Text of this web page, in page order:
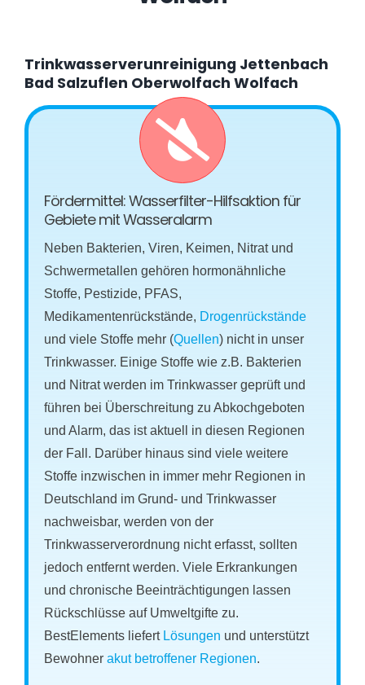
Trinkwasserverunreinigung Jettenbach
Bad Salzuflen Oberwolfach Wolfach
Fördermittel: Wasserfilter-Hilfsaktion für
Gebiete mit Wasseralarm
Neben Bakterien, Viren, Keimen, Nitrat und
Schwermetallen gehören hormonähnliche
Stoffe, Pestizide, PFAS,
Medikamentenrückstände, Drogenrückstände
und viele Stoffe mehr (Quellen) nicht in unser
Trinkwasser. Einige Stoffe wie z.B. Bakterien
und Nitrat werden im Trinkwasser geprüft und
führen bei Überschreitung zu Abkochgeboten
und Alarm, das ist aktuell in diesen Regionen
der Fall. Darüber hinaus sind viele weitere
Stoffe inzwischen in immer mehr Regionen in
Deutschland im Grund- und Trinkwasser
nachweisbar, werden von der
Trinkwasserverordnung nicht erfasst, sollten
jedoch entfernt werden. Viele Erkrankungen
und chronische Beeinträchtigungen lassen
Rückschlüsse auf Umweltgifte zu.
BestElements liefert Lösungen und unterstützt
Bewohnerakut betroffener Regionen.